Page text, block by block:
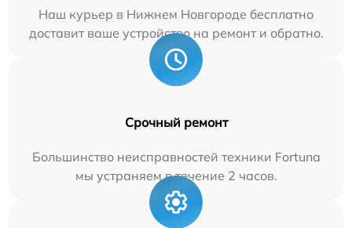
Наш курьер в Нижнем Новгороде бесплатно
доставит ваше устройство на ремонт и обратно.
Срочный ремонт
Большинство неисправностей техники Fortuna
мы устраняем в течение 2 часов.